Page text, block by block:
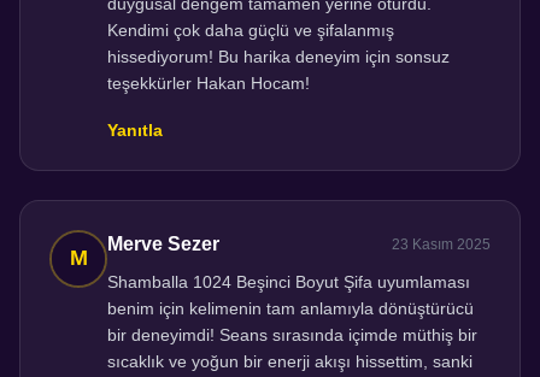
Kendimi çok daha güçlü ve şifalanmış
hissediyorum! Bu harika deneyim için sonsuz
teşekkürler Hakan Hocam!
Yanıtla
Merve Sezer 23 Kasım 2025
Shamballa 1024 Beşinci Boyut Şifa uyumlaması
benim için kelimenin tam anlamıyla dönüştürücü
bir deneyimdi! Seans sırasında içimde müthiş bir
sıcaklık ve yoğun bir enerji akışı hissettim, sanki